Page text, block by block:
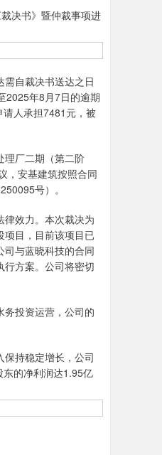
决书》暨仲裁事项进
自裁决书送达之日
2025年8月7日的逾期
人承担7481元，被
厂二期（第二阶
，安基建筑按照合同
号）。
效力。本次裁决为
项目，目前该项目已
司与蓝晓科技的合同
行方案。公司将密切
投资运营，公司的
持稳定增长，公司
的净利润达1.95亿